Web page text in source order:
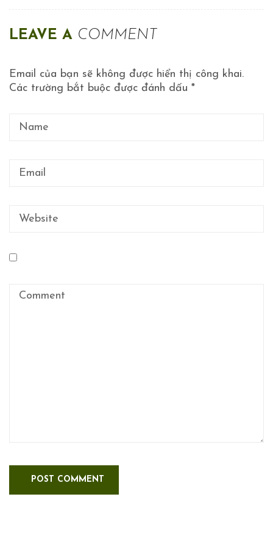
LEAVE A COMMENT
Email của bạn sẽ không được hiển thị công khai.
Các trường bắt buộc được đánh dấu *